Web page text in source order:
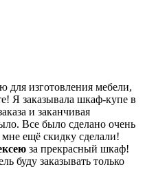
для изготовления мебели,
Я заказывала шкаф-купе в
и заканчивая
Все было сделано очень
ещё скидку сделали!
за прекрасный шкаф!
буду заказывать только